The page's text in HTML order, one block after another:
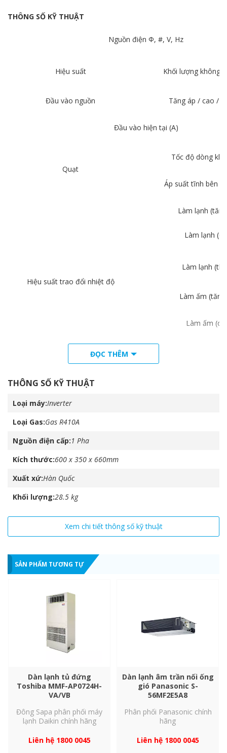
THÔNG SỐ KỸ THUẬT
Nguồn điện Φ, #, V, Hz
Hiệu suất Khối lượng không
Đầu vào nguồn Tăng áp / cao /
Đầu vào hiện tại (A)
Quạt
Tốc độ dòng khí
Áp suất tĩnh bên
Hiệu suất trao đổi nhiệt độ
Làm lạnh
Làm lạnh
Làm lạnh
Làm ấm
Làm ấm
Độ ồn
Kích thước
Phương pháp thu hồi nhiệt của hệ
Nhờ có cửa hút và cửa gió ở cả hai bên, thiết kế thông gió hai
chiều đạt hiệu quả cao. Bộ phận trao đổi nhiệt được chế tạo đặc
biệt để thu hồi năng lượng trong khi đào thải các chất gây ô
nhiễm ra ngoài.
ĐỌC THÊM
THÔNG SỐ KỸ THUẬT
Loại máy Inverter
Loại Gas Gas R410A
Nguồn điện cấp 1 Pha
Kích thước 600 x 350 x 660mm
Xuất xứ Hàn Quốc
Khối lượng 28.5 kg
Xem chi tiết thông số kỹ thuật
SẢN PHẨM TƯƠNG TỰ
Dàn lạnh tủ đứng
Toshiba MMF-AP0724H-
VA/VB
Đông Sapa phân phối máy
lạnh Daikin chính hãng
Liên hệ 1800 0045
Dàn lạnh âm trần nối ống
gió Panasonic S-
56MF2E5A8
Phân phối Panasonic chính
hãng
Liên hệ 1800 0045